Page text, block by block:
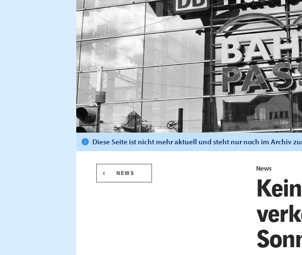
Diese Seite ist nicht mehr aktuell und steht nur noch im Archiv
News
NEWS